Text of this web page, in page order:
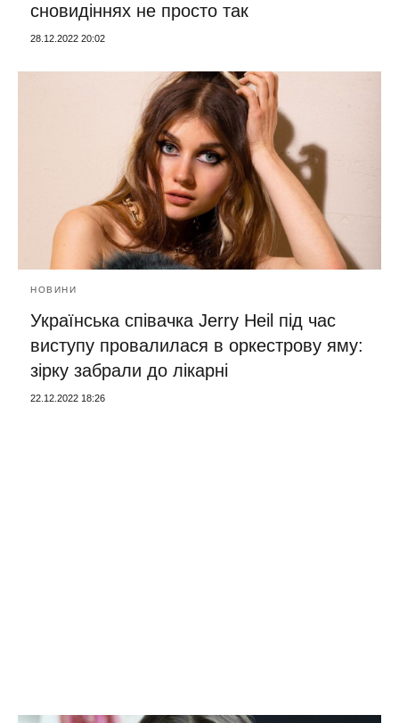
сновидіннях не просто так
28.12.2022 20:02
НОВИНИ
Українська співачка Jerry Heil під час
виступу провалилася в оркестрову яму:
зірку забрали до лікарні
22.12.2022 18:26